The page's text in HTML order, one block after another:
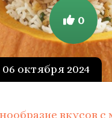
06 октября 2024
0
вкусов с